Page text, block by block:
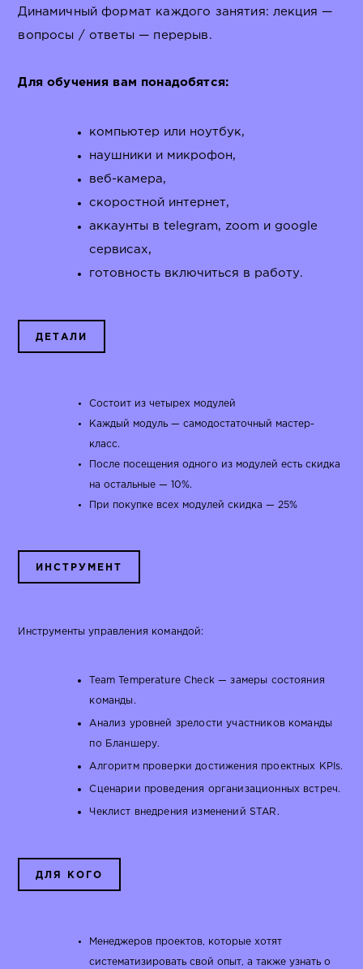
Динамичный формат каждого занятия: лекция —
вопросы / ответы — перерыв.
Для обучения вам понадобятся:
компьютер или ноутбук,
наушники и микрофон,
веб-камера,
скоростной интернет,
аккаунты в telegram, zoom и google
сервисах,
готовность включиться в работу.
ДЕТАЛИ
Состоит из четырех модулей
Каждый модуль — самодостаточный мастер-
класс.
После посещения одного из модулей есть скидка
на остальные — 10%.
При покупке всех модулей скидка — 25%
ИНСТРУМЕНТ
Инструменты управления командой:
Team Temperature Check — замеры состояния
команды.
Анализ уровней зрелости участников команды
по Бланшеру.
Алгоритм проверки достижения проектных KPIs.
Сценарии проведения организационных встреч.
Чеклист внедрения изменений STAR.
ДЛЯ КОГО
Менеджеров проектов, которые хотят
систематизировать свой опыт, а также узнать о